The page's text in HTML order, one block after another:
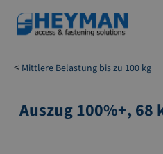
Zum
Inhalt
springen
Mittlere Belastung bis zu 100 kg
Zum
Auszug 100%+, 68